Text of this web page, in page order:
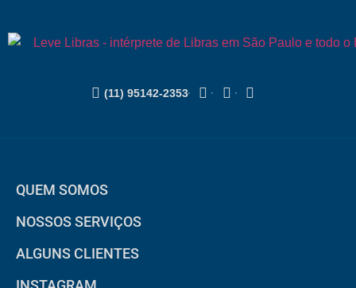
(11) 95142-2353
QUEM SOMOS
NOSSOS SERVIÇOS
ALGUNS CLIENTES